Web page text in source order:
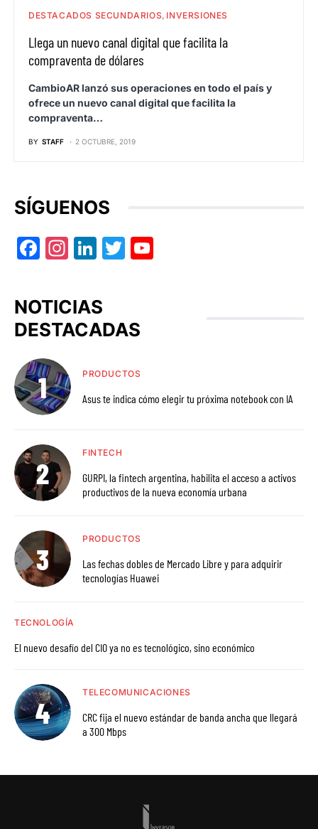
DESTACADOS SECUNDARIOS INVERSIONES
Llega un nuevo canal digital que facilita la
compraventa de dólares
CambioAR lanzó sus operaciones en todo el país y
ofrece un nuevo canal digital que facilita la
compraventa…
BY STAFF 2 OCTUBRE, 2019
SÍGUENOS
Facebook
Instagram
LinkedIn
Twitter
NOTICIAS
DESTACADAS
PRODUCTOS
Asus te indica cómo elegir tu próxima notebook con IA
FINTECH
GURPI, la fintech argentina, habilita el acceso a activos
productivos de la nueva economía urbana
PRODUCTOS
Las fechas dobles de Mercado Libre y para adquirir
tecnologías Huawei
TECNOLOGÍA
El nuevo desafío del CIO ya no es tecnológico, sino económico
TELECOMUNICACIONES
CRC fija el nuevo estándar de banda ancha que llegará
a 300 Mbps